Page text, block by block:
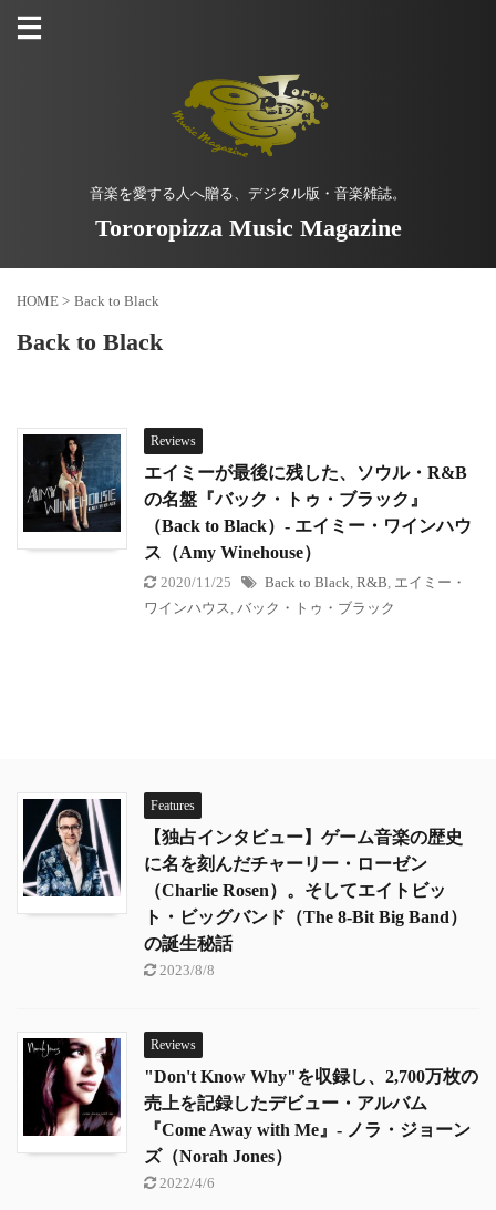
音楽を愛する人へ贈る、デジタル版・音楽雑誌。
Tororopizza Music Magazine
HOME > Back to Black
Back to Black
Reviews
エイミーが最後に残した、ソウル・R&B
の名盤『バック・トゥ・ブラック』
（Back to Black）- エイミー・ワインハウ
ス（Amy Winehouse）
2020/11/25 Back to Black R&B エイミー・
ワインハウス バック・トゥ・ブラック
Features
【独占インタビュー】ゲーム音楽の歴史
に名を刻んだチャーリー・ローゼン
（Charlie Rosen）。そしてエイトビッ
ト・ビッグバンド（The 8-Bit Big Band）
の誕生秘話
2023/8/8
Reviews
"Don't Know Why"を収録し、2,700万枚の
売上を記録したデビュー・アルバム
『Come Away with Me』- ノラ・ジョーン
ズ（Norah Jones）
2022/4/6